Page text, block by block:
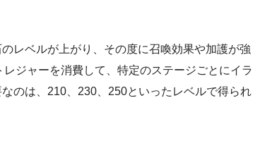
レベルが上がり、その度に召喚効果や加護が強
ジャーを消費して、特定のステージごとにイラ
のは、210、230、250といったレベルで得られ